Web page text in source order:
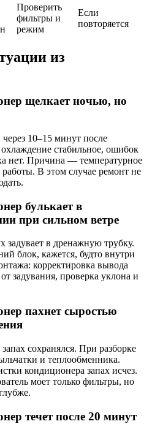
Проверить
фильтры и
режим
Если
повторяется
из
щелкает ночью, но
10–15 минут после
стабильное, ошибок
нет. Причина — температурное
В этом случае ремонт не
булькает в
при сильном ветре
в дренажную трубку.
блок, кажется, будто внутри
корректировка вывода
задувания, проверка уклона и
пахнет сыростью
сохранялся. При разборке
и теплообменника.
кондиционера запах исчез.
моет только фильтры, но
течет после 20 минут